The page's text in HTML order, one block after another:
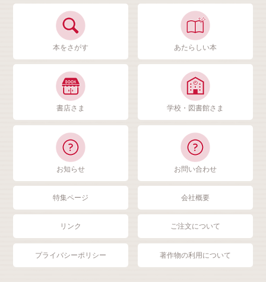
本をさがす あたらしい本
書店さま 学校・図書館さま
お知らせ お問い合わせ
特集ページ 会社概要
リンク ご注文について
プライバシーポリシー 著作物の利用について